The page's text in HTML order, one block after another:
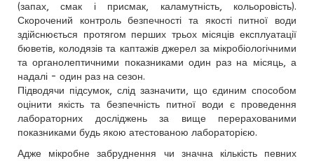
(запах, смак і присмак, каламутність, кольоровість).
Скорочений контроль безпечності та якості питної води
здійснюється протягом перших трьох місяців експлуатації
бюветів, колодязів та каптажів джерел за мікробіологічними
та органолептичними показниками один раз на місяць, а
надалі - один раз на сезон.
Підводячи підсумок, слід зазначити, що єдиним способом
оцінити якість та безпечність питної води є проведення
лабораторних досліджень за вище перерахованими
показниками будь якою атестованою лабораторією.
Адже мікробне забруднення чи значна кількість певних